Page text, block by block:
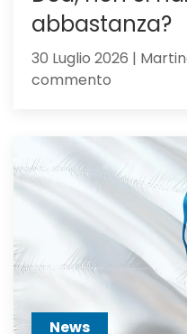
abbastanza?
30 Luglio 2026 |
commento
alla
Juventus:
Dea,
non
hai
creduto
News